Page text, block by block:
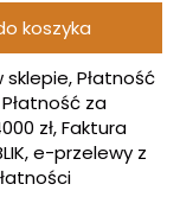
koszyka
Płatność
za
zł, Faktura
e-przelewy z